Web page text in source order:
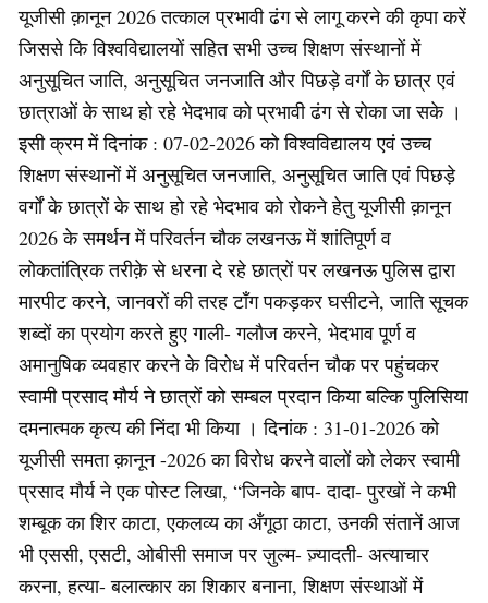
यूजीसी क़ानून 2026 तत्काल प्रभावी ढंग से लागू करने की कृपा करें
जिससे कि विश्वविद्यालयों सहित सभी उच्च शिक्षण संस्थानों में
अनुसूचित जाति, अनुसूचित जनजाति और पिछड़े वर्गों के छात्र एवं
छात्राओं के साथ हो रहे भेदभाव को प्रभावी ढंग से रोका जा सके ।
इसी क्रम में दिनांक : 07-02-2026 को विश्वविद्यालय एवं उच्च
शिक्षण संस्थानों में अनुसूचित जनजाति, अनुसूचित जाति एवं पिछड़े
वर्गों के छात्रों के साथ हो रहे भेदभाव को रोकने हेतु यूजीसी क़ानून
2026 के समर्थन में परिवर्तन चौक लखनऊ में शांतिपूर्ण व
लोकतांत्रिक तरीक़े से धरना दे रहे छात्रों पर लखनऊ पुलिस द्वारा
मारपीट करने, जानवरों की तरह टाँग पकड़कर घसीटने, जाति सूचक
शब्दों का प्रयोग करते हुए गाली- गलौज करने, भेदभाव पूर्ण व
अमानुषिक व्यवहार करने के विरोध में परिवर्तन चौक पर पहुंचकर
स्वामी प्रसाद मौर्य ने छात्रों को सम्बल प्रदान किया बल्कि पुलिसिया
दमनात्मक कृत्य की निंदा भी किया । दिनांक : 31-01-2026 को
यूजीसी समता क़ानून -2026 का विरोध करने वालों को लेकर स्वामी
प्रसाद मौर्य ने एक पोस्ट लिखा, “जिनके बाप- दादा- पुरखों ने कभी
शम्बूक का शिर काटा, एकलव्य का अँगूठा काटा, उनकी संतानें आज
भी एससी, एसटी, ओबीसी समाज पर ज़ुल्म- ज़्यादती- अत्याचार
करना, हत्या- बलात्कार का शिकार बनाना, शिक्षण संस्थाओं में